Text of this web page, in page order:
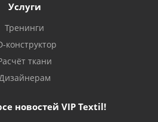
Услуги
Тренинги
конструктор
ткани
новостей VIP Textil!